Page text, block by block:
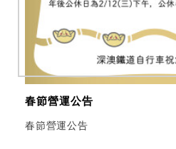
春節營運公告
春節營運公告